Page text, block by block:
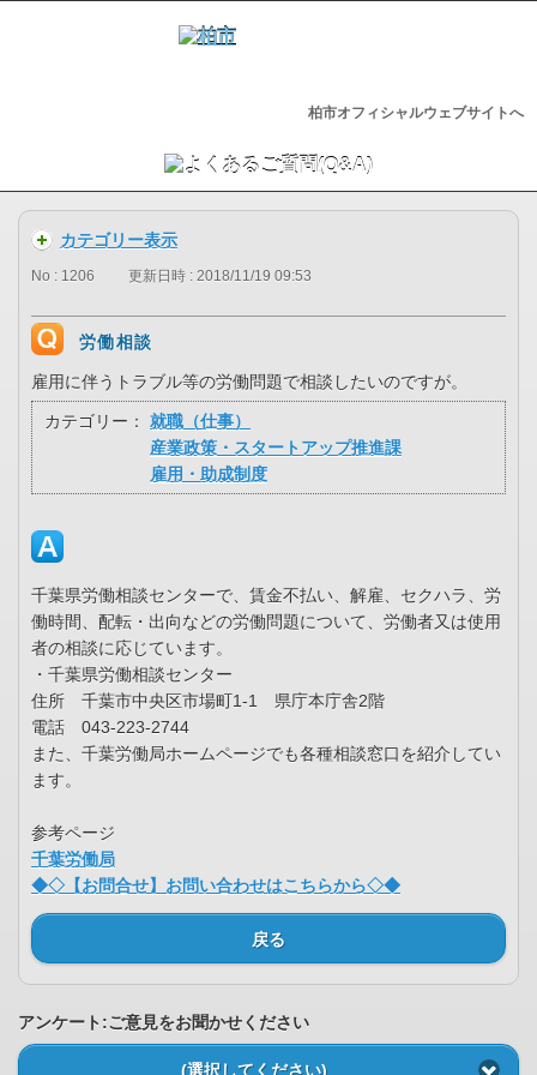
柏市オフィシャルウェブサイトへ
カテゴリー表示
No : 1206 更新日時 : 2018/11/19 09:53
労働相談
雇用に伴うトラブル等の労働問題で相談したいのですが。
カテゴリー：
就職（仕事）
産業政策・スタートアップ推進課
雇用・助成制度
千葉県労働相談センターで、賃金不払い、解雇、セクハラ、労
働時間、配転・出向などの労働問題について、労働者又は使用
者の相談に応じています。
・千葉県労働相談センター
住所 千葉市中央区市場町1-1 県庁本庁舎2階
電話 043-223-2744
また、千葉労働局ホームページでも各種相談窓口を紹介してい
ます。
参考ページ
千葉労働局
◆◇【お問合せ】お問い合わせはこちらから◇◆
戻る
アンケート:ご意見をお聞かせください
(選択してください)